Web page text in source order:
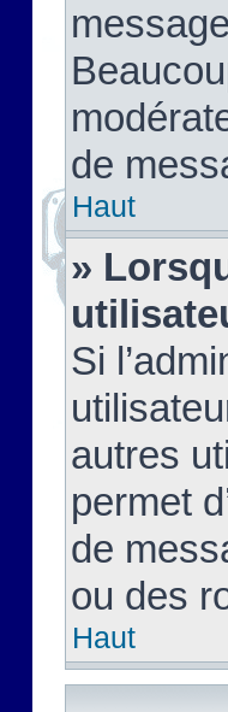
de
Haut
»
Si
autres
permet
de
ou des
Haut